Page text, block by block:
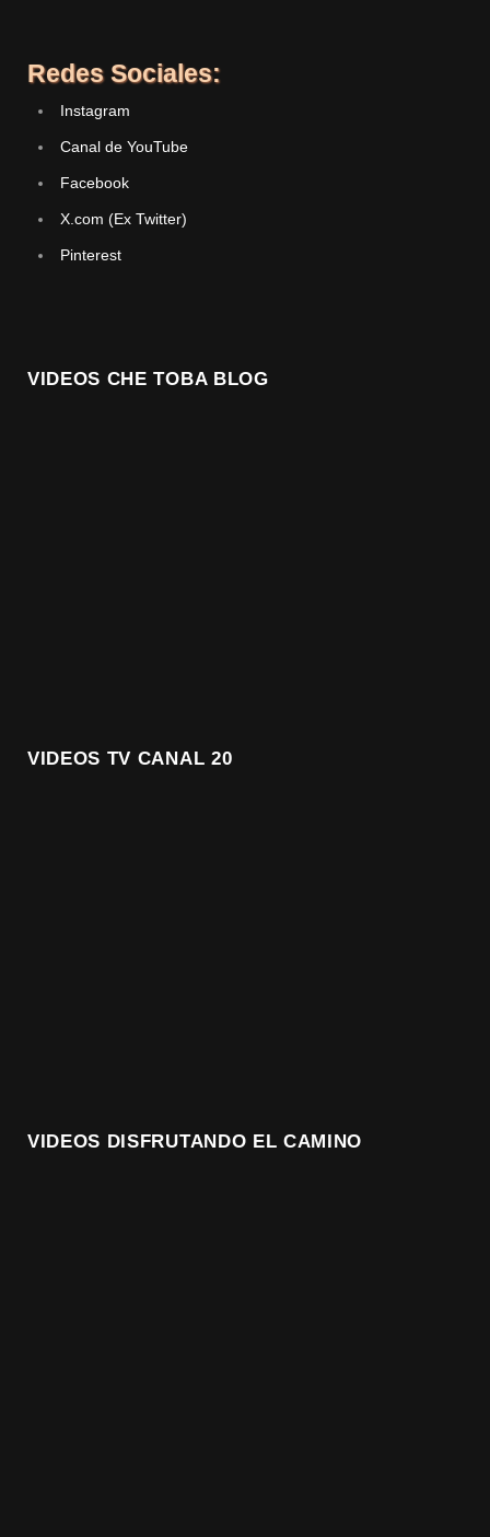
Redes Sociales:
Instagram
Canal de YouTube
Facebook
X.com (Ex Twitter)
Pinterest
VIDEOS CHE TOBA BLOG
VIDEOS TV CANAL 20
VIDEOS DISFRUTANDO EL CAMINO